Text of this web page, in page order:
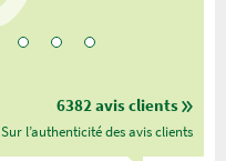
6382 avis clients
Sur l’authenticité des avis clients